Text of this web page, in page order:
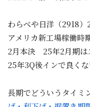
わらべや日洋（2918
アメリカ新工場稼働時
2月本決 25年2月期は
25年3Q後インで良くな
長期でどういうタイ